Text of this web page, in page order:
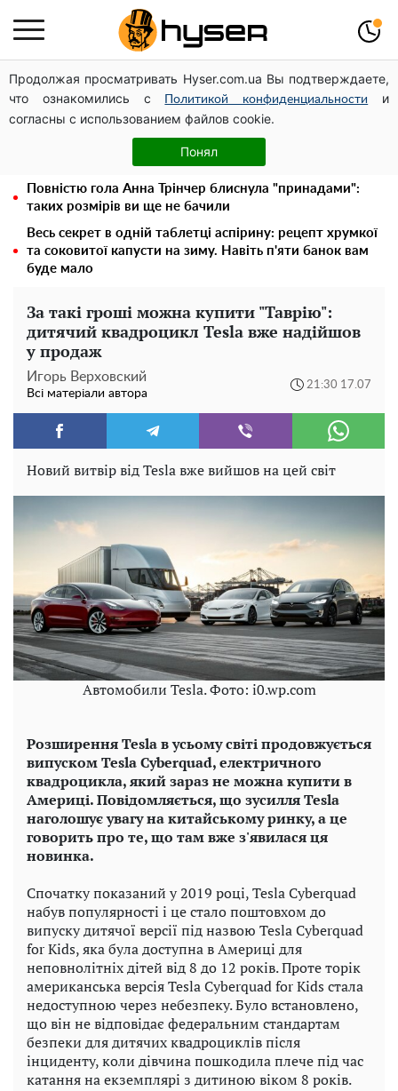
Продолжая просматривать Hyser.com.ua Вы подтверждаете,
что ознакомились с
Политикой конфиденциальности
и
согласны с использованием файлов cookie.
Понял
Дрони із націнкою: Олександр Конотопський вивів
мільйони оборонного бюджету через фіктивну фірму в
Естонії
Гола Олена Тополя у цікавих позах змусила відвисати
щелепи: злив відео – було лише початком
Повністю гола Анна Трінчер блиснула "принадами":
таких розмірів ви ще не бачили
Весь секрет в одній таблетці аспірину: рецепт хрумкої
та соковитої капусти на зиму. Навіть п'яти банок вам
буде мало
За такі гроші можна купити "Таврію":
дитячий квадроцикл Tesla вже надійшов
у продаж
Игорь Верховский
Всі матеріали автора
21:30 17.07
Новий витвір від Tesla вже вийшов на цей світ
Автомобили Tesla. Фото: i0.wp.com
Розширення Tesla в усьому світі продовжується
випуском Tesla Cyberquad, електричного
квадроцикла, який зараз не можна купити в
Америці. Повідомляється, що зусилля Tesla
наголошує увагу на китайському ринку, а це
говорить про те, що там вже з'явилася ця
новинка.
Спочатку показаний у 2019 році, Tesla Cyberquad
набув популярності і це стало поштовхом до
випуску дитячої версії під назвою Tesla Cyberquad
for Kids, яка була доступна в Америці для
неповнолітніх дітей від 8 до 12 років. Проте торік
американська версія Tesla Cyberquad for Kids стала
недоступною через небезпеку. Було встановлено,
що він не відповідає федеральним стандартам
безпеки для дитячих квадроциклів після
інциденту, коли дівчина пошкодила плече під час
катання на екземплярі з дитиною віком 8 років.